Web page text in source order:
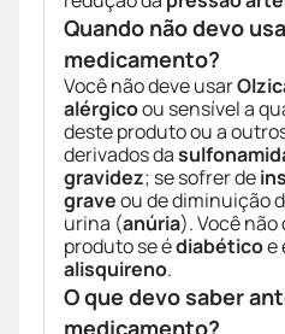
Quando não devo
medicamento?
Você não deve usar
alérgicoou sensível a
deste produto ou a
derivados da
gravidez; se sofrer de
graveou de diminuição
urina (anúria). Você não
produto se édiabéticoe
alisquireno.
O que devo saber
medicamento?